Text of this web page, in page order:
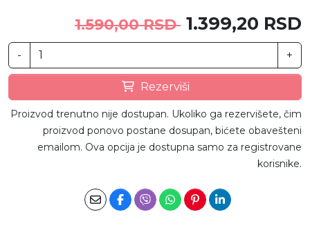
1.590,00 RSD 1.399,20 RSD
- +
Rezerviši
Proizvod trenutno nije dostupan. Ukoliko ga rezervišete, čim
proizvod ponovo postane dosupan, bićete obavešteni
emailom. Ova opcija je dostupna samo za registrovane
korisnike.